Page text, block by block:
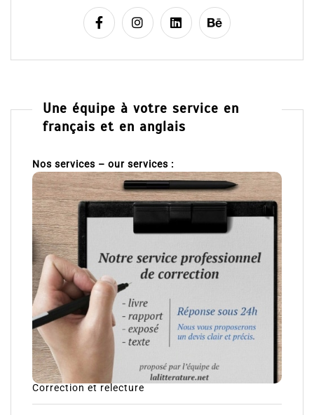
Une équipe à votre service en
français et en anglais
Nos services – our services :
Correction et relecture